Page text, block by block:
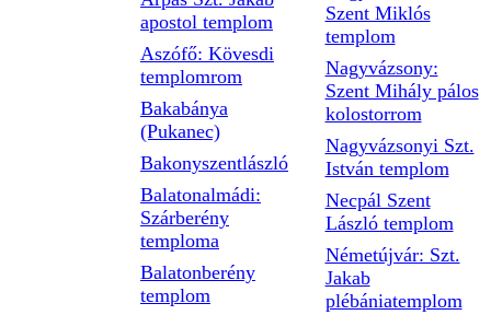
apostol templom
Aszófő: Kövesdi
templomrom
Bakabánya
(Pukanec)
Bakonyszentlászló
Balatonalmádi:
Szárberény
temploma
Balatonberény
templom
Szent Miklós
templom
Nagyvázsony:
Szent Mihály pálos
kolostorrom
Nagyvázsonyi Szt.
István templom
Necpál Szent
László templom
Németújvár: Szt.
Jakab
plébániatemplom